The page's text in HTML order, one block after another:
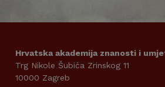
Hrvatska akademija znanosti i
Trg Nikole Šubića Zrinskog 11
10000 Zagreb